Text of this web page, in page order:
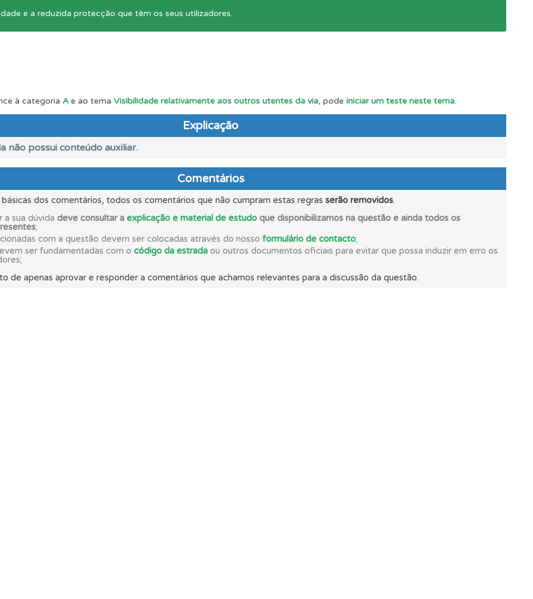
o código da estrada na nossa biblioteca.
onde tem mais dificuldades no seu perfil.
testemunhos dos nossos utilizadores e deixe o seu!
para ter acesso às suas estatísticas em qualquer equipamento.
apresenta-lhe questões que errou e não voltou a responder.
para poder partilhar o seu perfil com os seus amigos.
e a reduzida protecção que têm os seus utilizadores.
à categoria Ae ao tema Visibilidade relativamente aos outros utentes da via, pode iniciar um teste neste tema.
Explicação
não possui conteúdo auxiliar.
Comentários
básicas dos comentários, todos os comentários que não cumpram estas regras serão removidos.
a sua dúvida deve consultar a explicação e material de estudo que disponibilizamos na questão e ainda todos os
;
com a questão devem ser colocadas através do nosso formulário de contacto;
ser fundamentadas com o código da estrada ou outros documentos oficiais para evitar que possa induzir em erro os
de apenas aprovar e responder a comentários que achamos relevantes para a discussão da questão.